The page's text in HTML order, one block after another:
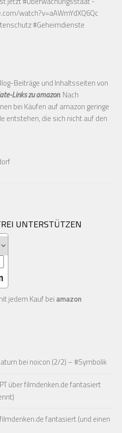
watch?v=aAWmYdXQ6Qc
#Geheimdienste
Beiträge und Inhaltsseiten von
Links zu amazon. Nach
bei Käufen auf amazon geringe
entstehen, die sich nicht auf den
UNTERSTÜTZEN
jedem Kauf bei amazon
bei noicon (2/2) – #Symbolik
über filmdenken.de fantasiert
fantasiert (und einen